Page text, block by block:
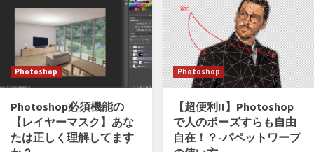
Photoshop
Photoshop必須機能の
【レイヤーマスク】あな
たは正しく理解してます
Photoshop
【超便利!!】Photoshop
で人のポーズすらも自由
自在！？-パペットワープ